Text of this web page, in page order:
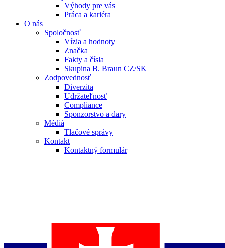
Výhody pre vás
Práca a kariéra
O nás
Spoločnosť
Vízia a hodnoty
Značka
Fakty a čísla
Skupina B. Braun CZ/SK
Zodpovednosť
Diverzita
Udržateľnosť
Compliance
Sponzorstvo a dary
Médiá
Tlačové správy
Kontakt
Kontaktný formulár